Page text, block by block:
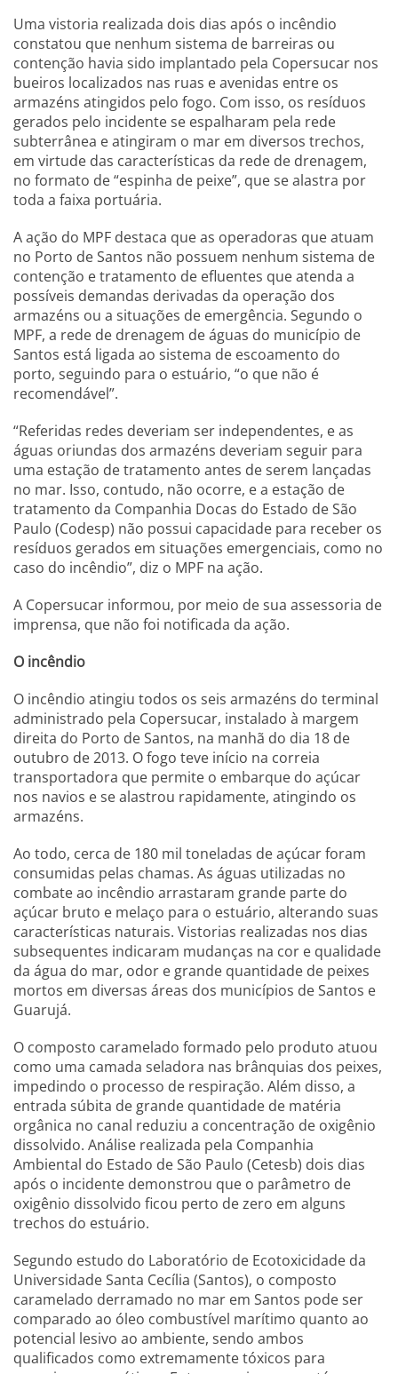
Uma vistoria realizada dois dias após o incêndio
constatou que nenhum sistema de barreiras ou
contenção havia sido implantado pela Copersucar nos
bueiros localizados nas ruas e avenidas entre os
armazéns atingidos pelo fogo. Com isso, os resíduos
gerados pelo incidente se espalharam pela rede
subterrânea e atingiram o mar em diversos trechos,
em virtude das características da rede de drenagem,
no formato de “espinha de peixe”, que se alastra por
toda a faixa portuária.
A ação do MPF destaca que as operadoras que atuam
no Porto de Santos não possuem nenhum sistema de
contenção e tratamento de efluentes que atenda a
possíveis demandas derivadas da operação dos
armazéns ou a situações de emergência. Segundo o
MPF, a rede de drenagem de águas do município de
Santos está ligada ao sistema de escoamento do
porto, seguindo para o estuário, “o que não é
recomendável”.
“Referidas redes deveriam ser independentes, e as
águas oriundas dos armazéns deveriam seguir para
uma estação de tratamento antes de serem lançadas
no mar. Isso, contudo, não ocorre, e a estação de
tratamento da Companhia Docas do Estado de São
Paulo (Codesp) não possui capacidade para receber os
resíduos gerados em situações emergenciais, como no
caso do incêndio”, diz o MPF na ação.
A Copersucar informou, por meio de sua assessoria de
imprensa, que não foi notificada da ação.
O incêndio
O incêndio atingiu todos os seis armazéns do terminal
administrado pela Copersucar, instalado à margem
direita do Porto de Santos, na manhã do dia 18 de
outubro de 2013. O fogo teve início na correia
transportadora que permite o embarque do açúcar
nos navios e se alastrou rapidamente, atingindo os
armazéns.
Ao todo, cerca de 180 mil toneladas de açúcar foram
consumidas pelas chamas. As águas utilizadas no
combate ao incêndio arrastaram grande parte do
açúcar bruto e melaço para o estuário, alterando suas
características naturais. Vistorias realizadas nos dias
subsequentes indicaram mudanças na cor e qualidade
da água do mar, odor e grande quantidade de peixes
mortos em diversas áreas dos municípios de Santos e
Guarujá.
O composto caramelado formado pelo produto atuou
como uma camada seladora nas brânquias dos peixes,
impedindo o processo de respiração. Além disso, a
entrada súbita de grande quantidade de matéria
orgânica no canal reduziu a concentração de oxigênio
dissolvido. Análise realizada pela Companhia
Ambiental do Estado de São Paulo (Cetesb) dois dias
após o incidente demonstrou que o parâmetro de
oxigênio dissolvido ficou perto de zero em alguns
trechos do estuário.
Segundo estudo do Laboratório de Ecotoxicidade da
Universidade Santa Cecília (Santos), o composto
caramelado derramado no mar em Santos pode ser
comparado ao óleo combustível marítimo quanto ao
potencial lesivo ao ambiente, sendo ambos
qualificados como extremamente tóxicos para